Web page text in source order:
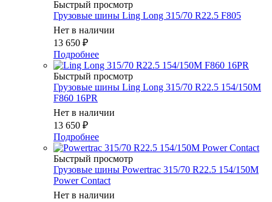
Быстрый просмотр
Грузовые шины Ling Long 315/70 R22.5 F805
Нет в наличии
13 650 ₽
Подробнее
Быстрый просмотр
Грузовые шины Ling Long 315/70 R22.5 154/150M
F860 16PR
Нет в наличии
13 650 ₽
Подробнее
Быстрый просмотр
Грузовые шины Powertrac 315/70 R22.5 154/150M
Power Contact
Нет в наличии